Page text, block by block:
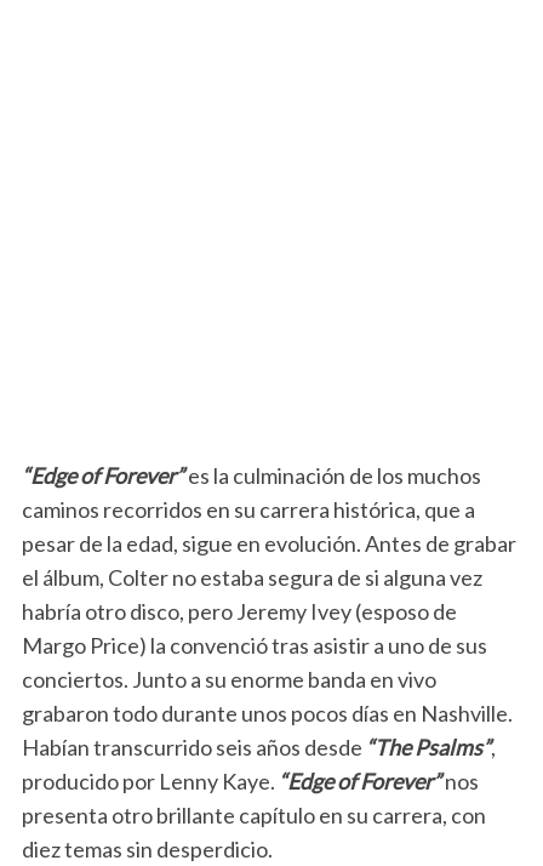
“Edge of Forever”es la culminación de los muchos
caminos recorridos en su carrera histórica, que a
pesar de la edad, sigue en evolución. Antes de grabar
el álbum, Colter no estaba segura de si alguna vez
habría otro disco, pero Jeremy Ivey (esposo de
Margo Price) la convenció tras asistir a uno de sus
conciertos. Junto a su enorme banda en vivo
grabaron todo durante unos pocos días en Nashville.
Habían transcurrido seis años desde “The Psalms”,
producido por Lenny Kaye. “Edge of Forever”nos
presenta otro brillante capítulo en su carrera, con
diez temas sin desperdicio.